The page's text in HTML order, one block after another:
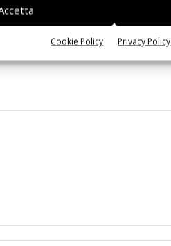
Cookie Policy Privacy Policy